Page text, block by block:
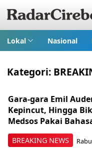
Lokal Nasional
Kategori:
BREAKING NEWS
Gara-gara Emil
Kepincut, Hingga
Medsos Pakai